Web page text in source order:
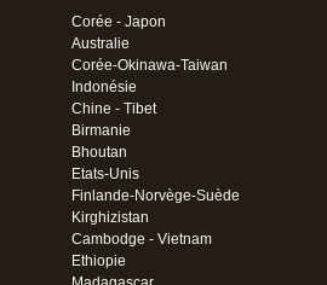
Corée - Japon
Australie
Corée-Okinawa-Taiwan
Indonésie
Chine - Tibet
Birmanie
Bhoutan
Etats-Unis
Finlande-Norvège-Suède
Kirghizistan
Cambodge - Vietnam
Ethiopie